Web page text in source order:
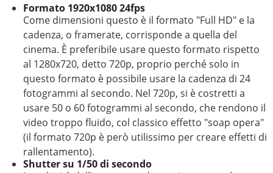
Formato 1920x1080 24fps
Come dimensioni questo è il formato "Full HD" e la
cadenza, o framerate, corrisponde a quella del
cinema. È preferibile usare questo formato rispetto
al 1280x720, detto 720p, proprio perché solo in
questo formato è possibile usare la cadenza di 24
fotogrammi al secondo. Nel 720p, si è costretti a
usare 50 o 60 fotogrammi al secondo, che rendono il
video troppo fluido, col classico effetto "soap opera"
(il formato 720p è però utilissimo per creare effetti di
rallentamento).
Shutter su 1/50 di secondo